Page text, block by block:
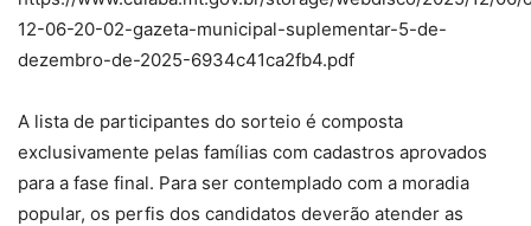
12-06-20-02-gazeta-municipal-suplementar-5-de-
dezembro-de-2025-6934c41ca2fb4.pdf
A lista de participantes do sorteio é composta
exclusivamente pelas famílias com cadastros aprovados
para a fase final. Para ser contemplado com a moradia
popular, os perfis dos candidatos deverão atender as